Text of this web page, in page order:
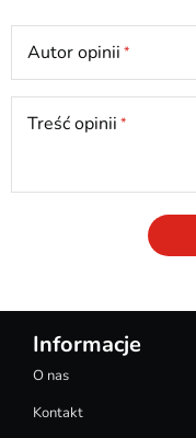
Autor opinii
Treść opinii
Informacje
O nas
Kontakt